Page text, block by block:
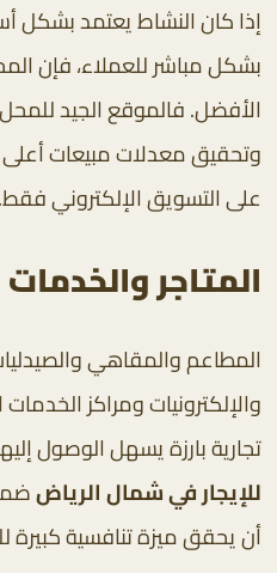
إذا كان النشاط يعتمد بشكل
بشكل مباشر للعملاء، فإن
الأفضل. فالموقع الجيد
وتحقيق معدلات مبيعات أعلى
على التسويق الإلكتروني فقط.
المتاجر
المطاعم والمقاهي
والإلكترونيات ومراكز
تجارية بارزة يسهل الوصول
للإيجار في شمال الرياض
أن يحقق ميزة تنافسية كبيرة